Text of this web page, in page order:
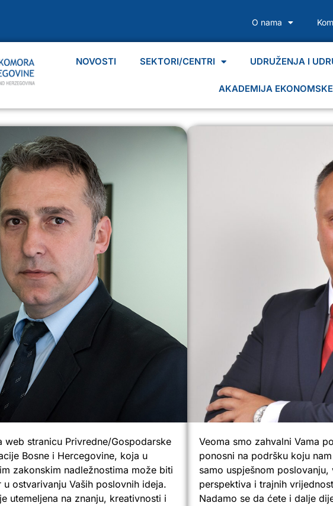
O nama
NOVOSTI SEKTORI/CENTRI UDRUŽENJA I
AKADEMIJA
Veoma smo zahvalni Vama
ponosni na podršku koju
samo uspješnom
perspektiva i trajnih
Nadamo se da ćete i dalje
web stranicu Privredne/Gospodarske
Bosne i Hercegovine, koja u
zakonskim nadležnostima može biti
u ostvarivanju Vaših poslovnih ideja.
utemeljena na znanju, kreativnosti i